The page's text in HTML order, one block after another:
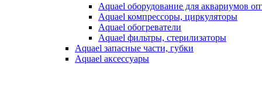
Aquael оборудование для аквариумов
Aquael компрессоры, циркуляторы
Aquael обогреватели
Aquael фильтры, стерилизаторы
Aquael запасные части, губки
Aquael аксессуары